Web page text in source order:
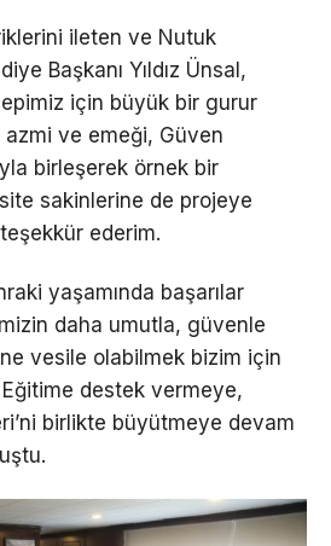
ileten ve Nutuk
Başkanı Yıldız Ünsal,
için büyük bir gurur
azmi ve emeği, Güven
birleşerek örnek bir
sakinlerine de projeye
ederim.
yaşamında başarılar
daha umutla, güvenle
vesile olabilmek bizim için
destek vermeye,
birlikte büyütmeye devam